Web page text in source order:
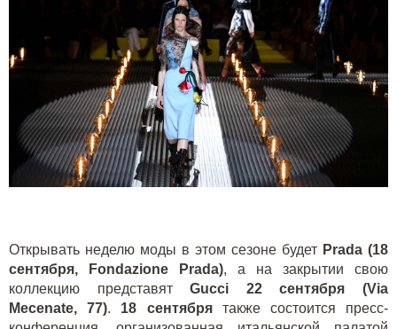
Открывать неделю моды в этом сезоне будет Prada (18
сентября,
Fondazione Prada), а на закрытии свою
коллекцию представятGucci 22 сентября (Via
Mecenate, 77). 18 сентябрятакже состоится пресс-